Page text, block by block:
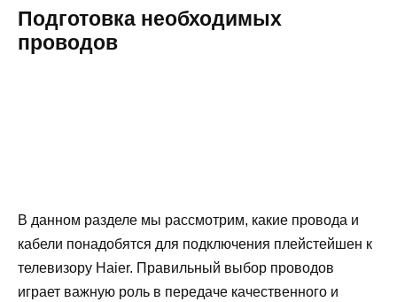
Подготовка необходимых
проводов
В данном разделе мы рассмотрим, какие провода и
кабели понадобятся для подключения плейстейшен к
телевизору Haier. Правильный выбор проводов
играет важную роль в передаче качественного и